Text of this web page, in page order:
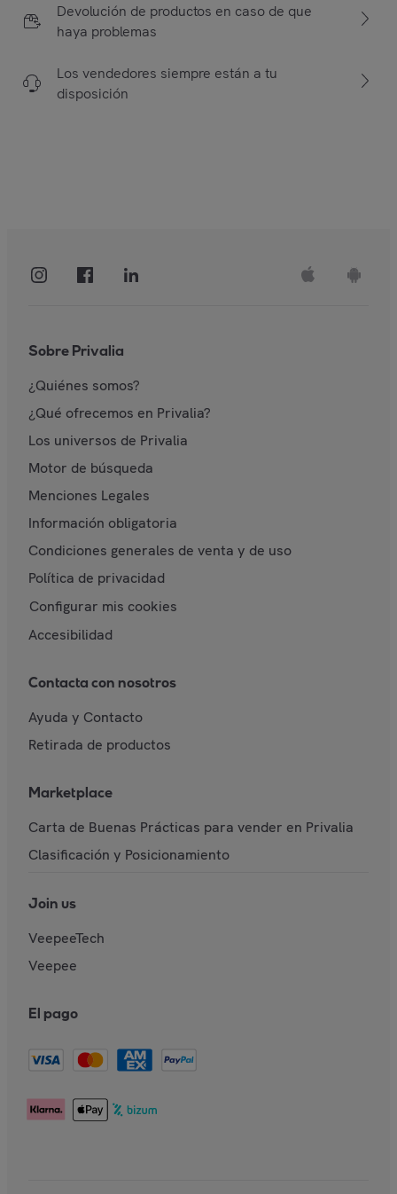
Devolución de productos en caso de que
haya problemas
Los vendedores siempre están a tu
disposición
Sobre Privalia
¿Quiénes somos?
¿Qué ofrecemos en Privalia?
Los universos de Privalia
Motor de búsqueda
Menciones Legales
Información obligatoria
Condiciones generales de venta y de uso
Política de privacidad
Configurar mis cookies
Accesibilidad
Contacta con nosotros
Ayuda y Contacto
Retirada de productos
Marketplace
Carta de Buenas Prácticas para vender en Privalia
Clasificación y Posicionamiento
Join us
VeepeeTech
Veepee
El pago